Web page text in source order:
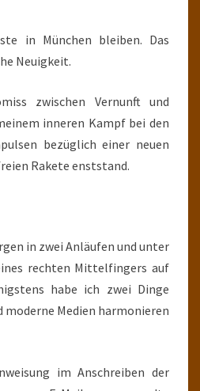
in München bleiben. Das
Neuigkeit.
zwischen Vernunft und
inneren Kampf bei den
bezüglich einer neuen
Rakete enststand.
in zwei Anläufen und unter
rechten Mittelfingers auf
habe ich zwei Dinge
Medien harmonieren
im Anschreiben der